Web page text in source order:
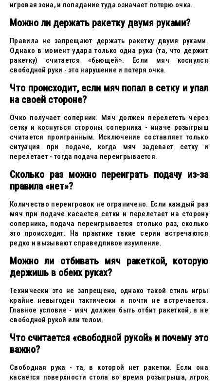
игровая зона, и попадание туда означает потерю очка.
Можно ли держать ракетку двумя руками?
Правила не запрещают держать ракетку двумя руками.
Однако в момент удара только одна рука (та, что держит
ракетку) считается «бьющей». Если мяч коснулся
свободной руки - это нарушение и потеря очка.
Что происходит, если мяч попал в сетку и упал
на своей стороне?
Очко получает соперник. Мяч должен перелететь через
сетку и коснуться стороны соперника - иначе розыгрыш
считается проигранным. Исключение составляет только
ситуация при подаче, когда мяч задевает сетку и
перелетает - тогда подача переигрывается.
Сколько раз можно переиграть подачу из-за
правила «нет»?
Количество переигровок не ограничено. Если каждый раз
мяч при подаче касается сетки и перелетает на сторону
соперника, подача переигрывается столько раз, сколько
это происходит. На практике такие серии встречаются
редко и вызывают справедливое изумление.
Можно ли отбивать мяч ракеткой, которую
держишь в обеих руках?
Технически это не запрещено, однако такой стиль игры
крайне невыгоден тактически и почти не встречается.
Главное условие - мяч должен быть отбит ракеткой, а не
свободной рукой или телом.
Что считается «свободной рукой» и почему это
важно?
Свободная рука - та, в которой нет ракетки. Если она
касается поверхности стола во время розыгрыша, игрок